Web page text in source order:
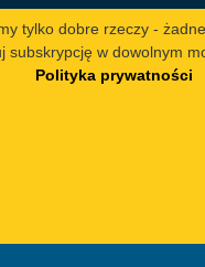
tylko dobre rzeczy -
subskrypcję w dowolnym
Polityka prywatności